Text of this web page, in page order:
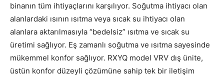
binanın tüm ihtiyaçlarını karşılıyor. Soğutma ihtiyacı olan
alanlardaki ısının ısıtma veya sıcak su ihtiyacı olan
alanlara aktarılmasıyla “bedelsiz” ısıtma ve sıcak su
üretimi sağlıyor. Eş zamanlı soğutma ve ısıtma sayesinde
mükemmel konfor sağlıyor. RXYQ model VRV dış ünite,
üstün konfor düzeyli çözümüne sahip tek bir iletişim